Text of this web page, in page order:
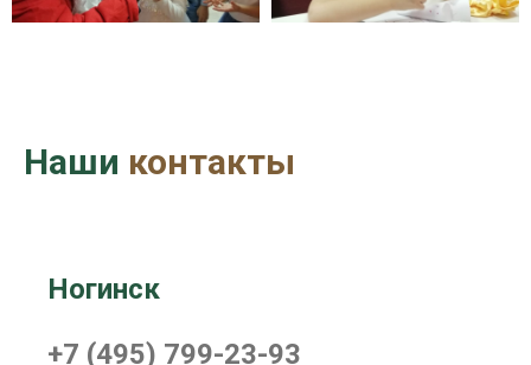
Наши контакты
Ногинск
+7 (495) 799-23-93